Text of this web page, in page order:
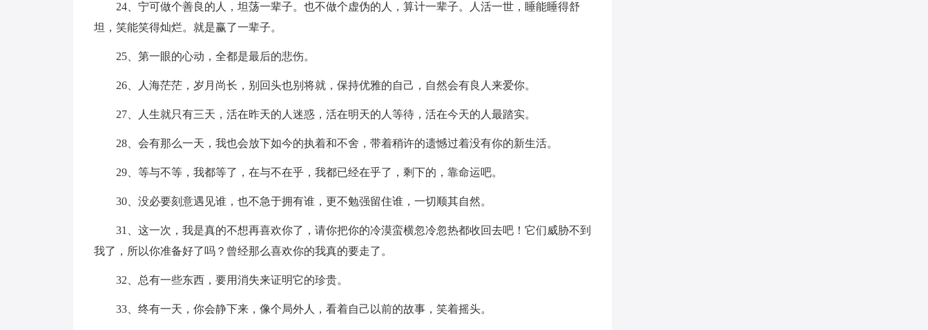
24、宁可做个善良的人，坦荡一辈子。也不做个虚伪的人，算计一辈子。人活一世，睡能睡得舒
坦，笑能笑得灿烂。就是赢了一辈子。
25、第一眼的心动，全都是最后的悲伤。
26、人海茫茫，岁月尚长，别回头也别将就，保持优雅的自己，自然会有良人来爱你。
27、人生就只有三天，活在昨天的人迷惑，活在明天的人等待，活在今天的人最踏实。
28、会有那么一天，我也会放下如今的执着和不舍，带着稍许的遗憾过着没有你的新生活。
29、等与不等，我都等了，在与不在乎，我都已经在乎了，剩下的，靠命运吧。
30、没必要刻意遇见谁，也不急于拥有谁，更不勉强留住谁，一切顺其自然。
31、这一次，我是真的不想再喜欢你了，请你把你的冷漠蛮横忽冷忽热都收回去吧！它们威胁不到
我了，所以你准备好了吗？曾经那么喜欢你的我真的要走了。
32、总有一些东西，要用消失来证明它的珍贵。
33、终有一天，你会静下来，像个局外人，看着自己以前的故事，笑着摇头。